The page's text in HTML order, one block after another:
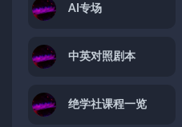
AI专场
中英对照剧本
绝学社课程一览